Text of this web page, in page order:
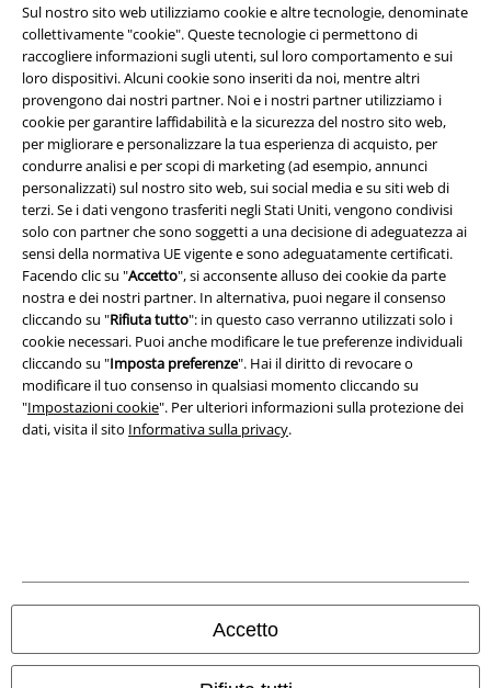
Sul nostro sito web utilizziamo cookie e altre tecnologie, denominate
collettivamente "cookie". Queste tecnologie ci permettono di
raccogliere informazioni sugli utenti, sul loro comportamento e sui
loro dispositivi. Alcuni cookie sono inseriti da noi, mentre altri
provengono dai nostri partner. Noi e i nostri partner utilizziamo i
cookie per garantire laffidabilità e la sicurezza del nostro sito web,
per migliorare e personalizzare la tua esperienza di acquisto, per
condurre analisi e per scopi di marketing (ad esempio, annunci
personalizzati) sul nostro sito web, sui social media e su siti web di
terzi. Se i dati vengono trasferiti negli Stati Uniti, vengono condivisi
solo con partner che sono soggetti a una decisione di adeguatezza ai
sensi della normativa UE vigente e sono adeguatamente certificati.
Facendo clic su "Accetto", si acconsente alluso dei cookie da parte
nostra e dei nostri partner. In alternativa, puoi negare il consenso
cliccando su "Rifiuta tutto": in questo caso verranno utilizzati solo i
cookie necessari. Puoi anche modificare le tue preferenze individuali
cliccando su "Imposta preferenze". Hai il diritto di revocare o
modificare il tuo consenso in qualsiasi momento cliccando su
"Impostazioni cookie". Per ulteriori informazioni sulla protezione dei
dati, visita il sito Informativa sulla privacy.
Accetto
Info legali
Termini & Condizioni
Redazione
Legge sulla Privacy
Smaltimento rifiuti e protezione dell’ambiente
Dichiarazione di Conformità
Informazioni sull'accessibilità